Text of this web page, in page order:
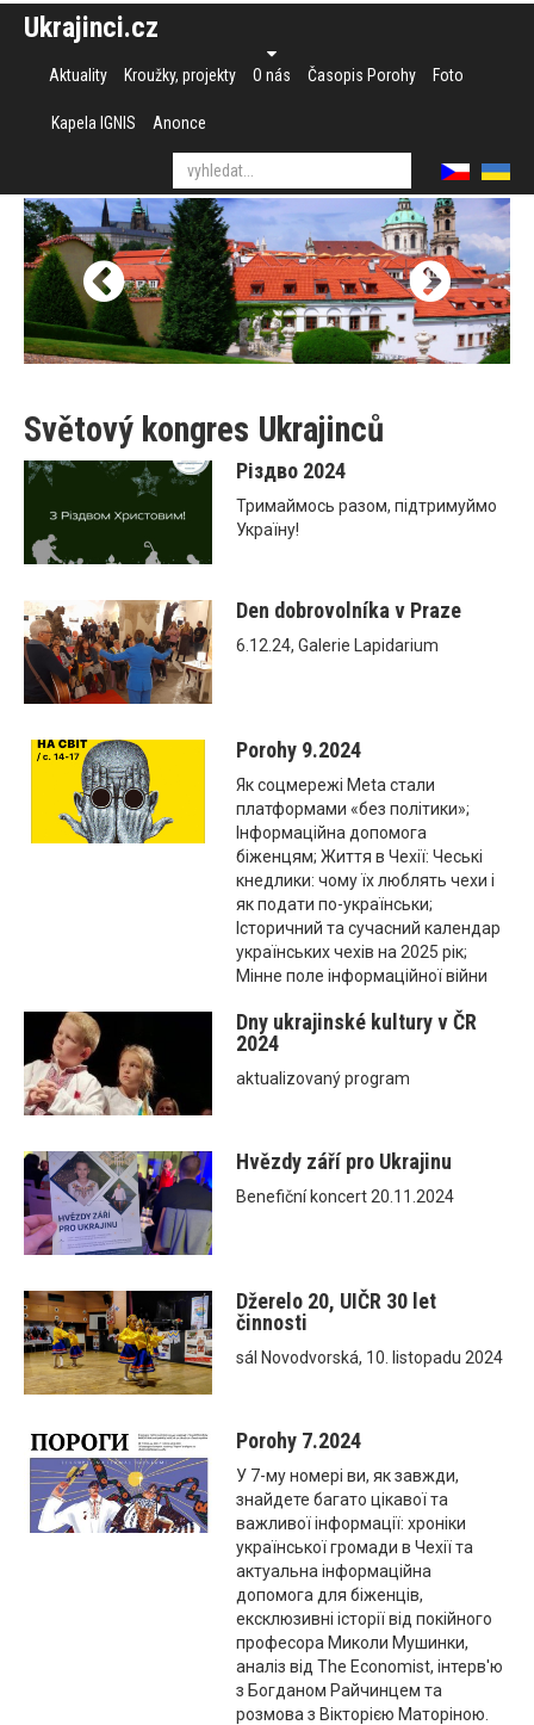
Ukrajinci.cz
Aktuality Kroužky, projekty O nás Časopis Porohy Foto
Kapela IGNIS Anonce
Světový kongres Ukrajinců
Різдво 2024
Тримаймось разом, підтримуймо
Україну!
Den dobrovolníka v Praze
6.12.24, Galerie Lapidarium
Porohy 9.2024
Як соцмережі Meta стали
платформами «без політики»;
Інформаційна допомога
біженцям; Життя в Чехії: Чеські
кнедлики: чому їх люблять чехи і
як подати по-українськи;
Історичний та сучасний календар
українських чехів на 2025 рік;
Мінне поле інформаційної війни
Dny ukrajinské kultury v ČR
2024
aktualizovaný program
Hvězdy září pro Ukrajinu
Benefiční koncert 20.11.2024
Džerelo 20, UIČR 30 let
činnosti
sál Novodvorská, 10. listopadu 2024
Porohy 7.2024
У 7-му номері ви, як завжди,
знайдете багато цікавої та
важливої інформації: хроніки
української громади в Чехії та
актуальна інформаційна
допомога для біженців,
ексклюзивні історії від покійного
професора Миколи Мушинки,
аналіз від The Economist, інтерв'ю
з Богданом Райчинцем та
розмова з Вікторією Маторіною.